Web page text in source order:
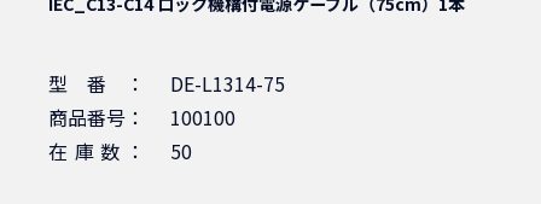
型番：
DE-L1314-75
商品番号：
100100
在庫数：
50